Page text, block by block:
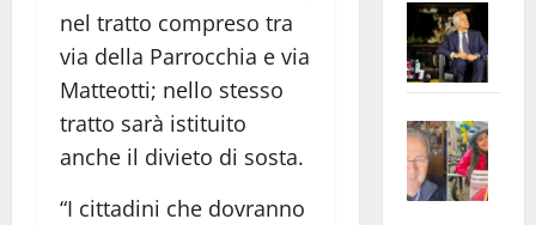
nel tratto compreso tra
via della Parrocchia e via
Matteotti; nello stesso
tratto sarà istituito
anche il divieto di sosta.
“I cittadini che dovranno
apre